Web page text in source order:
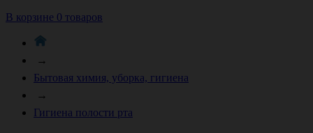
В корзине 0 товаров
→
Бытовая химия, уборка, гигиена
→
Гигиена полости рта